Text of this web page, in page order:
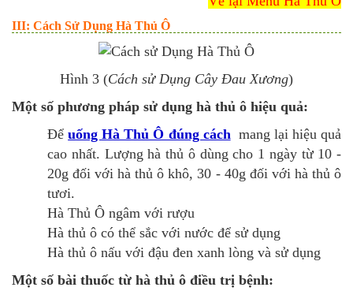
III: Cách Sử Dụng Hà Thủ Ô
Hình 3 (Cách sử Dụng Cây Đau Xương)
Một số phương pháp sử dụng hà thủ ô hiệu quả:
Đểuống Hà Thủ Ô đúng cách mang lại hiệu quả
cao nhất. Lượng hà thủ ô dùng cho 1 ngày từ 10 -
20g đối với hà thủ ô khô, 30 - 40g đối với hà thủ ô
tươi.
Hà Thủ Ô ngâm với rượu
Hà thủ ô có thể sắc với nước để sử dụng
Hà thủ ô nấu với đậu đen xanh lòng và sử dụng
Một số bài thuốc từ hà thủ ô điều trị bệnh: